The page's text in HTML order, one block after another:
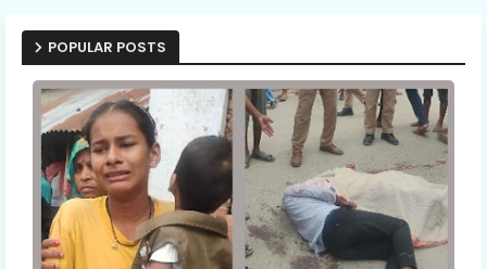
POPULAR POSTS